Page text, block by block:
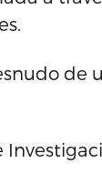
de